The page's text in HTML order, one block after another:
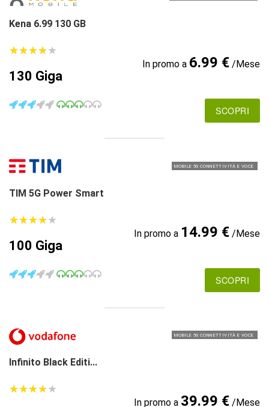
Kena 6.99 130 GB
★★★★★
★★★★★
130 Giga
In promo a 6.99 €/Mese
SCOPRI
MOBILE 5G CONNETTIVITÀ E VOCE
TIM 5G Power Smart
★★★★★
★★★★★
100 Giga
In promo a 14.99 €/Mese
SCOPRI
MOBILE 5G CONNETTIVITÀ E VOCE
Infinito Black Editi...
★★★★★
★★★★★
In promo a 39.99 €/Mese